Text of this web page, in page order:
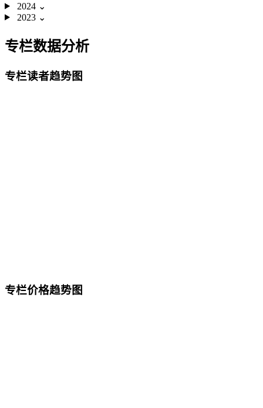
2024 ⌄
2023 ⌄
专栏数据分析
专栏读者趋势图
专栏价格趋势图